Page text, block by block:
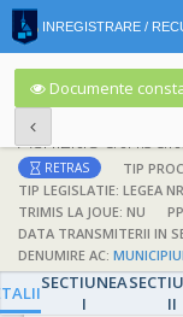
INREGISTRARE /
Documente
RETRAS
TIP
TIP LEGISLATIE: LEGEA
TRIMIS LA JOUE: NU
DATA TRANSMITERII IN
DENUMIRE AC:
SECTIUNEA
I
II
DETALII